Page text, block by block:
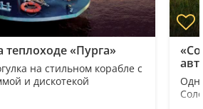
«Пурга»
на стильном корабле с
и дискотекой